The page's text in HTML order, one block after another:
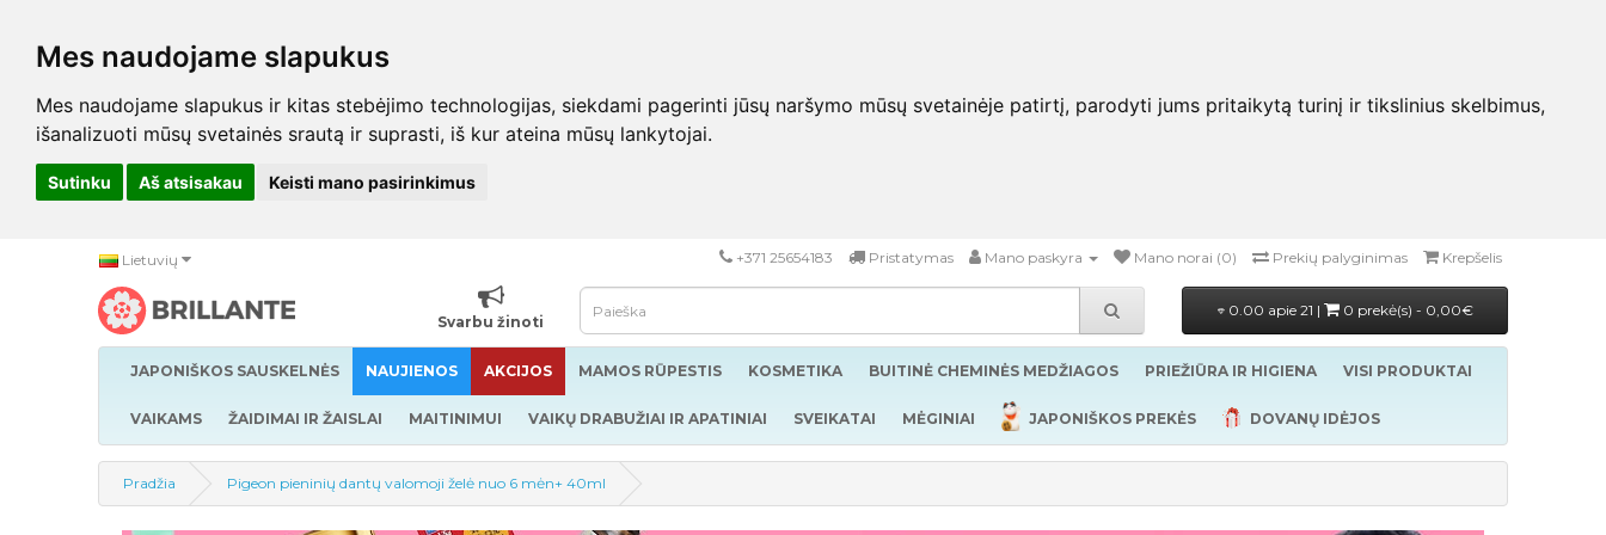
Mes naudojame slapukus
Mes naudojame slapukus ir kitas stebėjimo technologijas, siekdami pagerinti jūsų naršymo mūsų svetainėje patirtį, parodyti jums pritaikytą turinį ir tikslinius skelbimus,
išanalizuoti mūsų svetainės srautą ir suprasti, iš kur ateina mūsų lankytojai.
Sutinku Aš atsisakau Keisti mano pasirinkimus
Lietuvių +371 25654183 Pristatymas Mano paskyra Mano norai (0) Prekių palyginimas Krepšelis
Svarbu žinoti
0.00 apie 21 | 0 prekė(s) - 0,00€
JAPONIŠKOS SAUSKELNĖS NAUJIENOS AKCIJOS MAMOS RŪPESTIS KOSMETIKA BUITINĖ CHEMINĖS MEDŽIAGOS PRIEŽIŪRA IR HIGIENA VISI PRODUKTAI
VAIKAMS ŽAIDIMAI IR ŽAISLAI MAITINIMUI VAIKŲ DRABUŽIAI IR APATINIAI SVEIKATAI MĖGINIAI JAPONIŠKOS PREKĖS DOVANŲ IDĖJOS
Pradžia Pigeon pieninių dantų valomoji želė nuo 6 mėn+ 40ml